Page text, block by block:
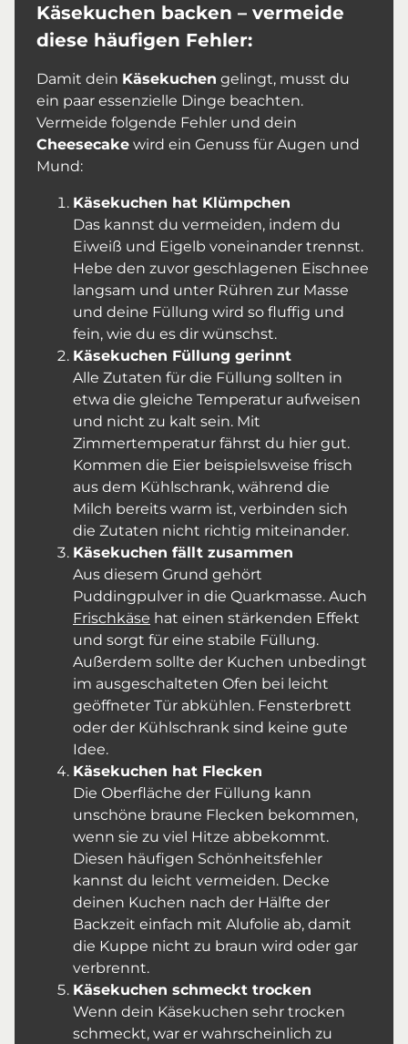
Käsekuchen backen – vermeide
diese häufigen Fehler:
Damit dein Käsekuchen gelingt, musst du
ein paar essenzielle Dinge beachten.
Vermeide folgende Fehler und dein
Cheesecake wird ein Genuss für Augen und
Mund:
Käsekuchen hat Klümpchen
Das kannst du vermeiden, indem du
Eiweiß und Eigelb voneinander trennst.
Hebe den zuvor geschlagenen Eischnee
langsam und unter Rühren zur Masse
und deine Füllung wird so fluffig und
fein, wie du es dir wünschst.
Käsekuchen Füllung gerinnt
Alle Zutaten für die Füllung sollten in
etwa die gleiche Temperatur aufweisen
und nicht zu kalt sein. Mit
Zimmertemperatur fährst du hier gut.
Kommen die Eier beispielsweise frisch
aus dem Kühlschrank, während die
Milch bereits warm ist, verbinden sich
die Zutaten nicht richtig miteinander.
Käsekuchen fällt zusammen
Aus diesem Grund gehört
Puddingpulver in die Quarkmasse. Auch
Frischkäse hat einen stärkenden Effekt
und sorgt für eine stabile Füllung.
Außerdem sollte der Kuchen unbedingt
im ausgeschalteten Ofen bei leicht
geöffneter Tür abkühlen. Fensterbrett
oder der Kühlschrank sind keine gute
Idee.
Käsekuchen hat Flecken
Die Oberfläche der Füllung kann
unschöne braune Flecken bekommen,
wenn sie zu viel Hitze abbekommt.
Diesen häufigen Schönheitsfehler
kannst du leicht vermeiden. Decke
deinen Kuchen nach der Hälfte der
Backzeit einfach mit Alufolie ab, damit
die Kuppe nicht zu braun wird oder gar
verbrennt.
Käsekuchen schmeckt trocken
Wenn dein Käsekuchen sehr trocken
schmeckt, war er wahrscheinlich zu